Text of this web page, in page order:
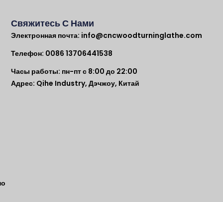
Свяжитесь С Нами
Электронная почта: info@cncwoodturninglathe.com
Телефон: 0086 13706441538
Часы работы: пн-пт с 8:00 до 22:00
Адрес: Qihe Industry, Дэчжоу, Китай